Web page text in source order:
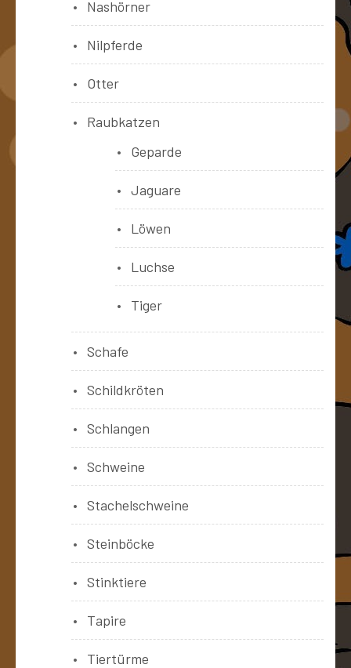
Nashörner
Nilpferde
Otter
Raubkatzen
Geparde
Jaguare
Löwen
Luchse
Tiger
Schafe
Schildkröten
Schlangen
Schweine
Stachelschweine
Steinböcke
Stinktiere
Tapire
Tiertürme